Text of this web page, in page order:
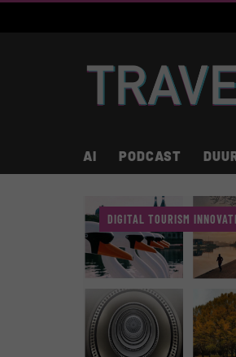
AI PODCAST
DIGITAL TOURISM